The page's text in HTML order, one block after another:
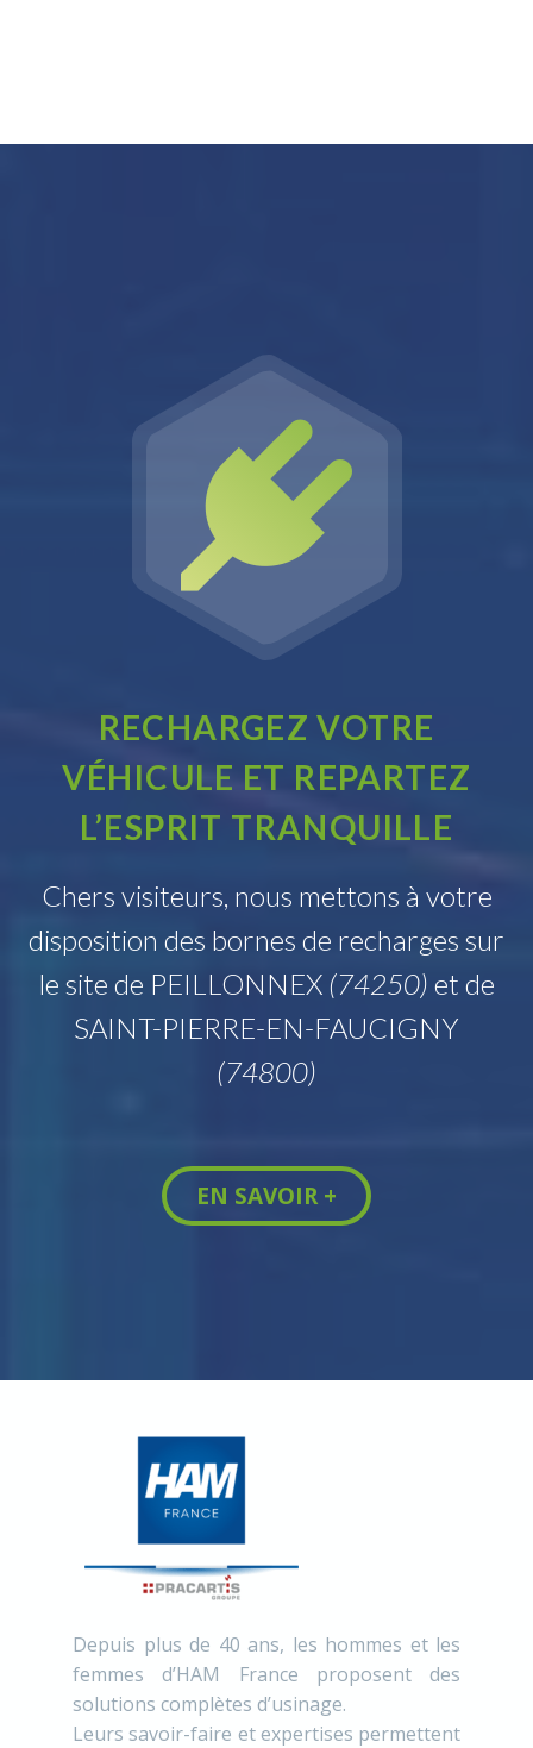

RECHARGEZ VOTRE
VÉHICULE ET REPARTEZ
L’ESPRIT TRANQUILLE
Chers visiteurs, nous mettons à votre
disposition des bornes de recharges sur
le site de PEILLONNEX (74250) et de
SAINT-PIERRE-EN-FAUCIGNY
(74800)
EN SAVOIR +
Depuis plus de 40 ans, les hommes et les
femmes d’HAM France proposent des
solutions complètes d’usinage.
Leurs savoir-faire et expertises permettent